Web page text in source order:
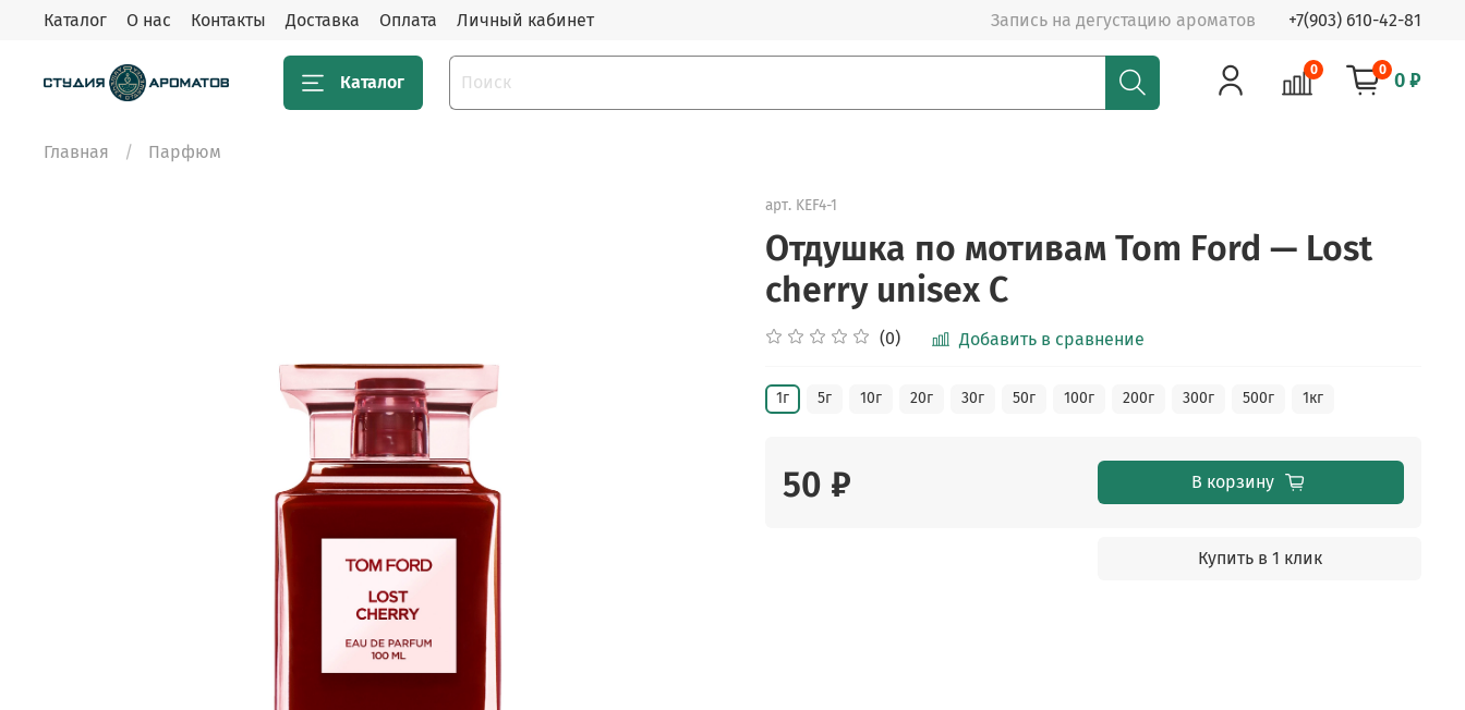
Каталог О нас Контакты Доставка Оплата Личный кабинет Запись на дегустацию ароматов +7(903) 610-42-81
Каталог
0 0 0 ₽
Главная Парфюм
арт. KEF4-1
Отдушка по мотивам Tom Ford — Lost
cherry unisex C
(0) Добавить в сравнение
1г 5г 10г 20г 30г 50г 100г 200г 300г 500г 1кг
50 ₽ В корзину
Купить в 1 клик